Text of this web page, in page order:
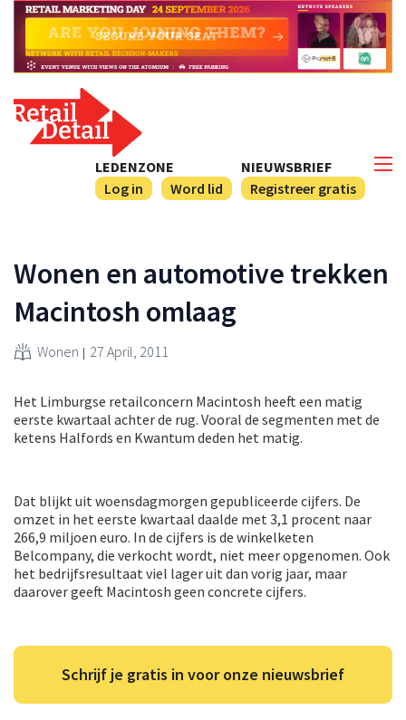
NIEUWSBRIEF
Registreer gratis
LEDENZONE
Log in
Word lid
Wonen en automotive trekken
Macintosh omlaag
Wonen 27 April, 2011
Het Limburgse retailconcern Macintosh heeft een matig
eerste kwartaal achter de rug. Vooral de segmenten met de
ketens Halfords en Kwantum deden het matig.
Dat blijkt uit woensdagmorgen gepubliceerde cijfers. De
omzet in het eerste kwartaal daalde met 3,1 procent naar
266,9 miljoen euro. In de cijfers is de winkelketen
Belcompany, die verkocht wordt, niet meer opgenomen. Ook
het bedrijfsresultaat viel lager uit dan vorig jaar, maar
daarover geeft Macintosh geen concrete cijfers.
Schrijf je gratis in voor onze nieuwsbrief